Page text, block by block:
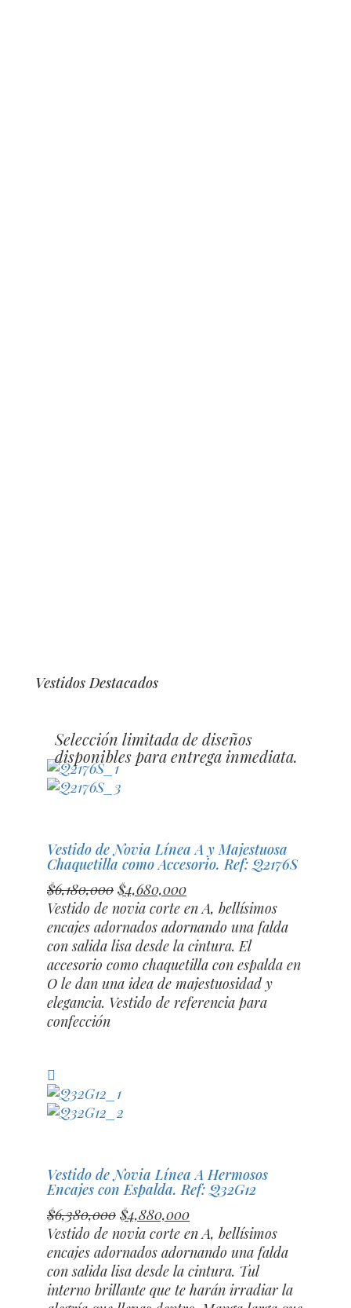
Muestra
Selección limitada de diseños
disponibles para entrega inmediata.
Vestidos Destacados
Vestido de Novia Línea A y Majestuosa
Chaquetilla como Accesorio. Ref: Q2176S
$6,180,000 El
precio
original
era:
$6,180,000.
$4,680,000El
precio
actual
es:
$4,680,000.
Vestido de novia corte en A, bellísimos
encajes adornados adornando una falda
con salida lisa desde la cintura. El
accesorio como chaquetilla con espalda en
O le dan una idea de majestuosidad y
elegancia. Vestido de referencia para
confección
Vestido de Novia Línea A Hermosos
Encajes con Espalda. Ref: Q32G12
$6,380,000 El
precio
original
era:
$6,380,000.
$4,880,000El
precio
actual
es:
$4,880,000.
Vestido de novia corte en A, bellísimos
encajes adornados adornando una falda
con salida lisa desde la cintura. Tul
interno brillante que te harán irradiar la